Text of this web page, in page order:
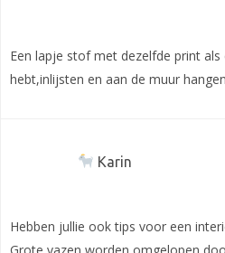
Een lapje stof met dezelfde print als
hebt,inlijsten en aan de muur
Karin
Hebben jullie ook tips voor een